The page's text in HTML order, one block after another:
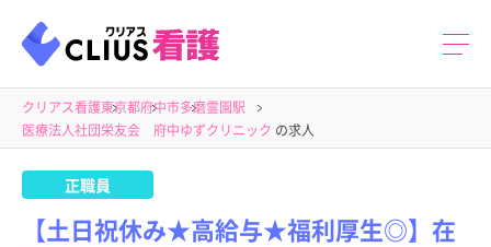
クリアス看護東京都府中市多磨霊園駅
医療法人社団栄友会 府中ゆずクリニック の求人
正職員
【土日祝休み★高給与★福利厚生◎】在